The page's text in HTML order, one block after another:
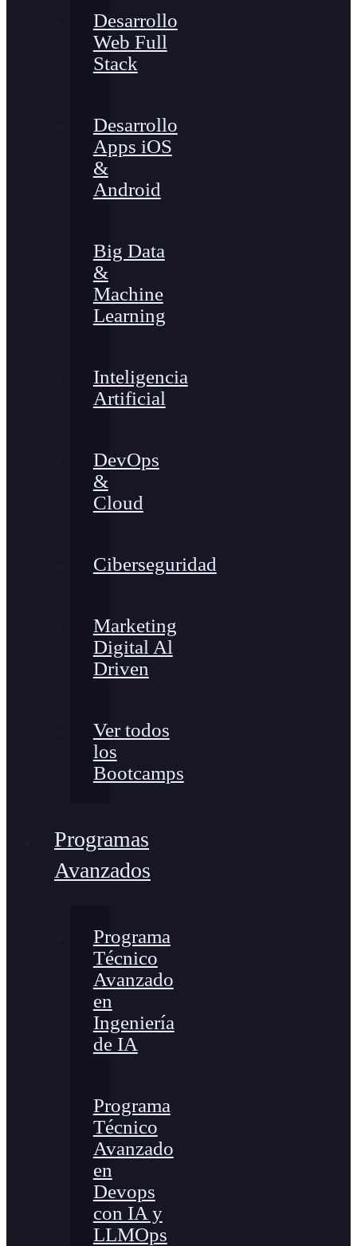
Desarrollo
Web Full
Stack
Desarrollo
Apps iOS
&
Android
Big Data
&
Machine
Learning
Inteligencia
Artificial
DevOps
&
Cloud
Ciberseguridad
Marketing
Digital Al
Driven
Ver todos
los
Bootcamps
Programas
Avanzados
Programa
Técnico
Avanzado
en
Ingeniería
de IA
Programa
Técnico
Avanzado
en
Devops
con IA y
LLMOps